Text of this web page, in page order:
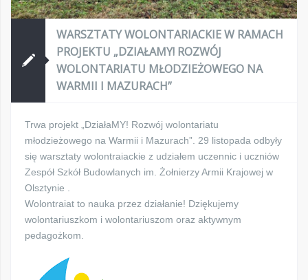
WARSZTATY WOLONTARIACKIE W RAMACH
PROJEKTU „DZIAŁAMY! ROZWÓJ
WOLONTARIATU MŁODZIEŻOWEGO NA
WARMII I MAZURACH”
Trwa projekt „DziałaMY! Rozwój wolontariatu
młodzieżowego na Warmii i Mazurach”. 29 listopada odbyły
się warsztaty wolontraiackie z udziałem uczennic i uczniów
Zespół Szkół Budowlanych im. Żołnierzy Armii Krajowej w
Olsztynie .
Wolontraiat to nauka przez działanie! Dziękujemy
wolontariuszkom i wolontariuszom oraz aktywnym
pedagożkom.